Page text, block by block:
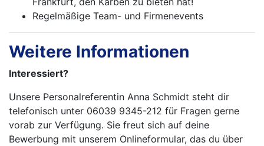
Regelmäßige Team- und Firmenevents
Weitere Informationen
Interessiert?
Unsere Personalreferentin Anna Schmidt steht dir
telefonisch unter 06039 9345-212 für Fragen gerne
vorab zur Verfügung. Sie freut sich auf deine
Bewerbung mit unserem Onlineformular, das du über